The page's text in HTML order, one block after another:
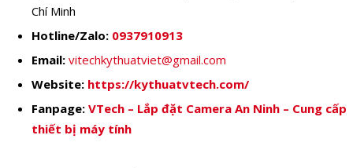
Chí Minh
Hotline/Zalo: 0937910913
Email: vitechkythuatviet@gmail.com
Website: https://kythuatvtech.com/
Fanpage: VTech – Lắp đặt Camera An Ninh – Cung cấp
thiết bị máy tính